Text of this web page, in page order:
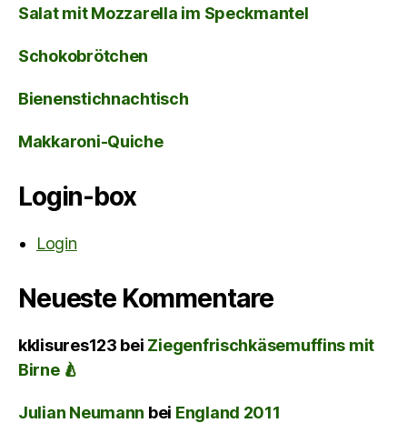
Salat mit Mozzarella im Speckmantel
Schokobrötchen
Bienenstichnachtisch
Makkaroni-Quiche
Login-box
Login
Neueste Kommentare
kklisures123 bei Ziegenfrischkäsemuffins mit
Birne 🍐
Julian Neumann bei England 2011